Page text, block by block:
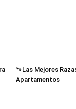
🐾Las Mejores
Apartamentos